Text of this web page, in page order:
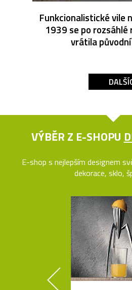
Funkcionalistické vile
1939 se po
vrátila
VÝBĚR Z E-SHOPU
E-shop s nejlepším designem
dekorace, sklo,